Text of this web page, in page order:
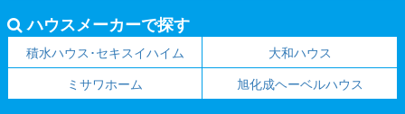
ハウスメーカーで探す
積水ハウス･セキスイハイム
大和ハウス
ミサワホーム
旭化成ヘーベルハウス